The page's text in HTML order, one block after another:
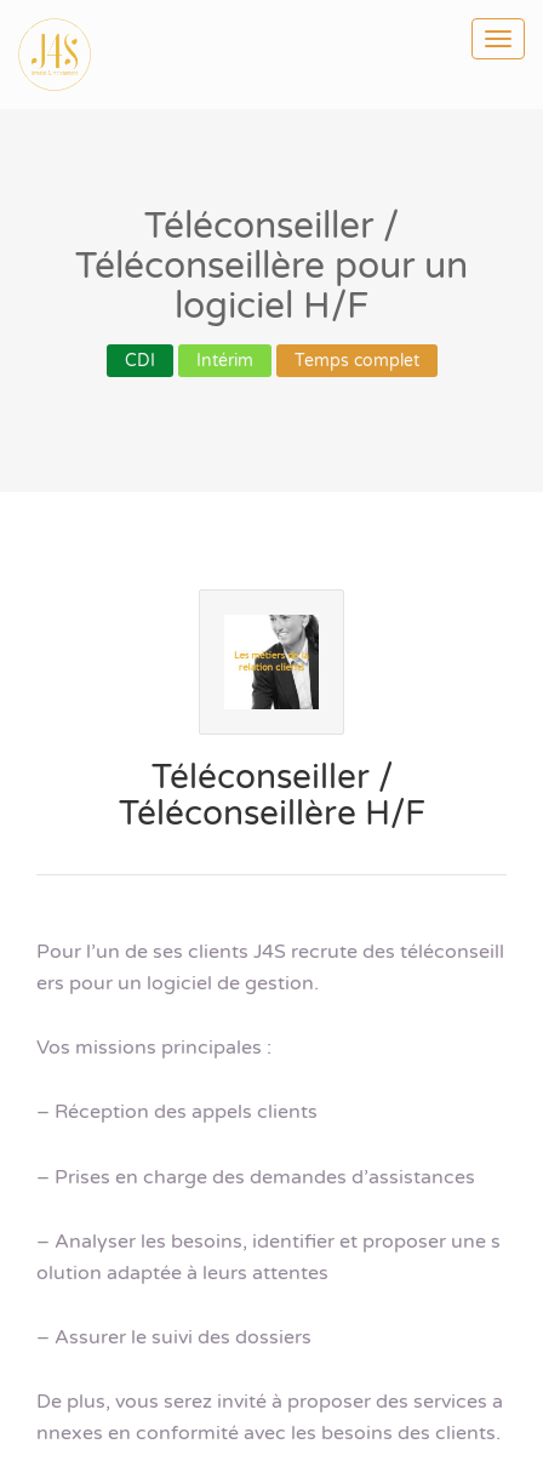
Téléconseiller /
Téléconseillère pour un
logiciel H/F
CDI Intérim Temps complet
Téléconseiller /
Téléconseillère H/F
Pour l’un de ses clients J4S recrute des téléconseill
ers pour un logiciel de gestion.
Vos missions principales :
– Réception des appels clients
– Prises en charge des demandes d’assistances
– Analyser les besoins, identifier et proposer une s
olution adaptée à leurs attentes
– Assurer le suivi des dossiers
De plus, vous serez invité à proposer des services a
nnexes en conformité avec les besoins des clients.